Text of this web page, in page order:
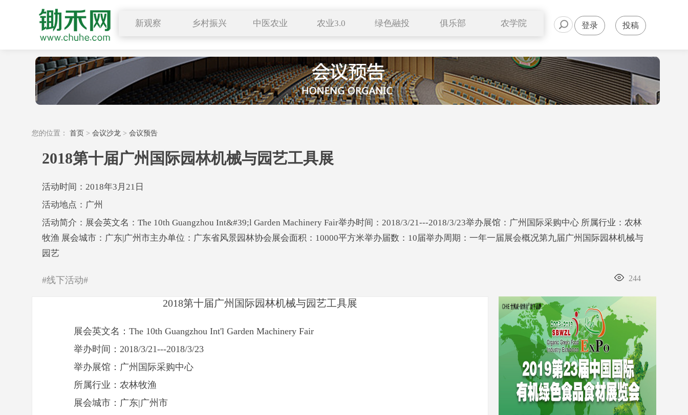
新观察
行业要闻
深度解读
小禾观点
乡村振兴 中医农业
药食同源
服务平台
联络站
农业3.0
自然农法
中医养生
新农业
绿色融投
田园综合体
科技成果
跨界农业
俱乐部 农学院 登录 投稿
您的位置： 首页 > 会议沙龙 > 会议预告
2018第十届广州国际园林机械与园艺工具展
活动时间：2018年3月21日
活动地点：广州
活动简介：展会英文名：The 10th Guangzhou Int&#39;l Garden Machinery Fair举办时间：2018/3/21---2018/3/23举办展馆：广州国际采购中心 所属行业：农林
牧渔 展会城市：广东|广州市主办单位：广东省风景园林协会展会面积：10000平方米举办届数：10届举办周期：一年一届展会概况第九届广州国际园林机械与
园艺
#线下活动# 244
2018第十届广州国际园林机械与园艺工具展
展会英文名： The 10th Guangzhou Int'l Garden Machinery Fair
举办时间：2018/3/21---2018/3/23
举办展馆：广州国际采购中心
所属行业： 农林牧渔
展会城市：广东|广州市